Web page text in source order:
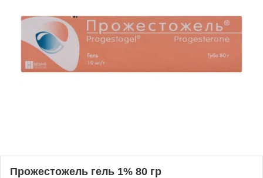
Прожестожель гель 1% 80 гр